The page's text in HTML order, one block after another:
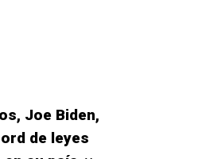
Joe Biden,
de leyes